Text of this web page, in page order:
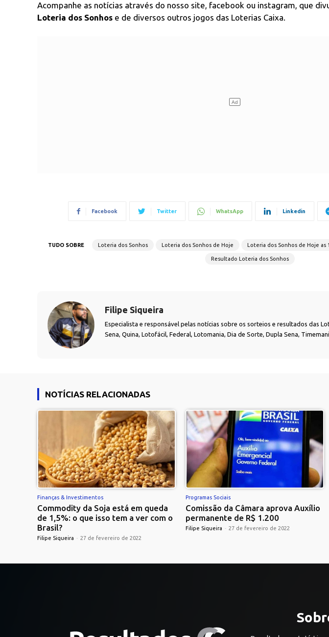
Acompanhe as notícias através do nosso site, facebook ou instagram, que
Loteria dos Sonhos e de diversos outros jogos das Loterias Caixa.
Facebook Twitter WhatsApp Linkedin
TUDO SOBRE Loteria dos Sonhos Loteria dos Sonhos de Hoje Loteria dos Sonhos de Hoje as
Resultado Loteria dos Sonhos
Filipe Siqueira
Especialista e responsável pelas notícias sobre os sorteios e resultados das
Sena, Quina, Lotofácil, Federal, Lotomania, Dia de Sorte, Dupla Sena,
NOTÍCIAS RELACIONADAS
Finanças & Investimentos
Commodity da Soja está em queda
de 1,5%: o que isso tem a ver com o
Brasil?
Filipe Siqueira - 27 de fevereiro de 2022
Programas Sociais
Comissão da Câmara aprova Auxílio
permanente de R$ 1.200
Filipe Siqueira - 27 de fevereiro de 2022